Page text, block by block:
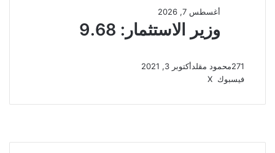
محمود مقلد أكتوبر 3, 2021
فيسبوك ‫X
البريد